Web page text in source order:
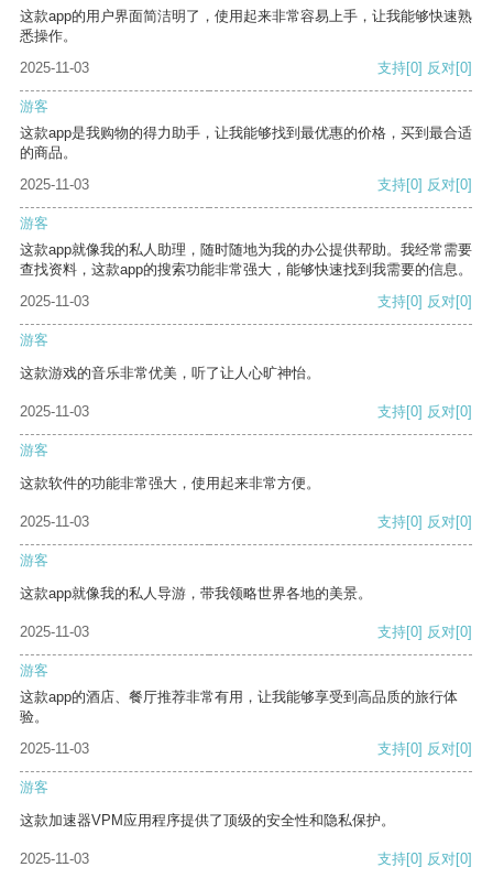
这款app的用户界面简洁明了，使用起来非常容易上手，让我能够快速熟
悉操作。
2025-11-03
支持[0] 反对[0]
游客
这款app是我购物的得力助手，让我能够找到最优惠的价格，买到最合适
的商品。
2025-11-03
支持[0] 反对[0]
游客
这款app就像我的私人助理，随时随地为我的办公提供帮助。我经常需要
查找资料，这款app的搜索功能非常强大，能够快速找到我需要的信息。
2025-11-03
支持[0] 反对[0]
游客
这款游戏的音乐非常优美，听了让人心旷神怡。
2025-11-03 支持[0] 反对[0]
游客
这款软件的功能非常强大，使用起来非常方便。
2025-11-03 支持[0] 反对[0]
游客
这款app就像我的私人导游，带我领略世界各地的美景。
2025-11-03 支持[0] 反对[0]
游客
这款app的酒店、餐厅推荐非常有用，让我能够享受到高品质的旅行体
验。
2025-11-03
支持[0] 反对[0]
游客
这款加速器VPM应用程序提供了顶级的安全性和隐私保护。
2025-11-03 支持[0] 反对[0]